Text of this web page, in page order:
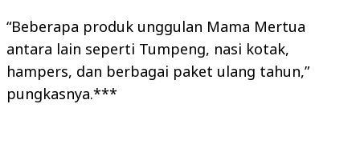
“Beberapa produk unggulan Mama Mertua
antara lain seperti Tumpeng, nasi kotak,
hampers, dan berbagai paket ulang tahun,”
pungkasnya.***